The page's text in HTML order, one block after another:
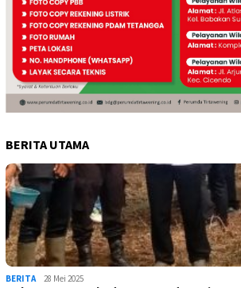
BERITA UTAMA
BERITA 28 Mei 2025